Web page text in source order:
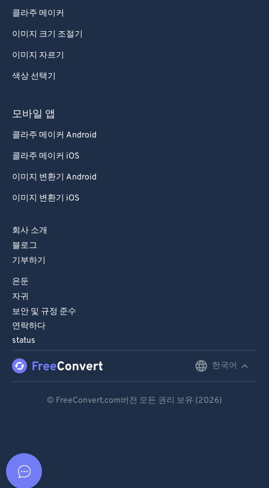
콜라주 메이커
이미지 크기 조절기
이미지 자르기
색상 선택기
모바일 앱
콜라주 메이커 Android
콜라주 메이커 iOS
이미지 변환기 Android
이미지 변환기 iOS
회사 소개
블로그
기부하기
은둔
자귀
보안 및 규정 준수
연락하다
status
한국어
© FreeConvert.com버전 모든 권리 보유 (2026)